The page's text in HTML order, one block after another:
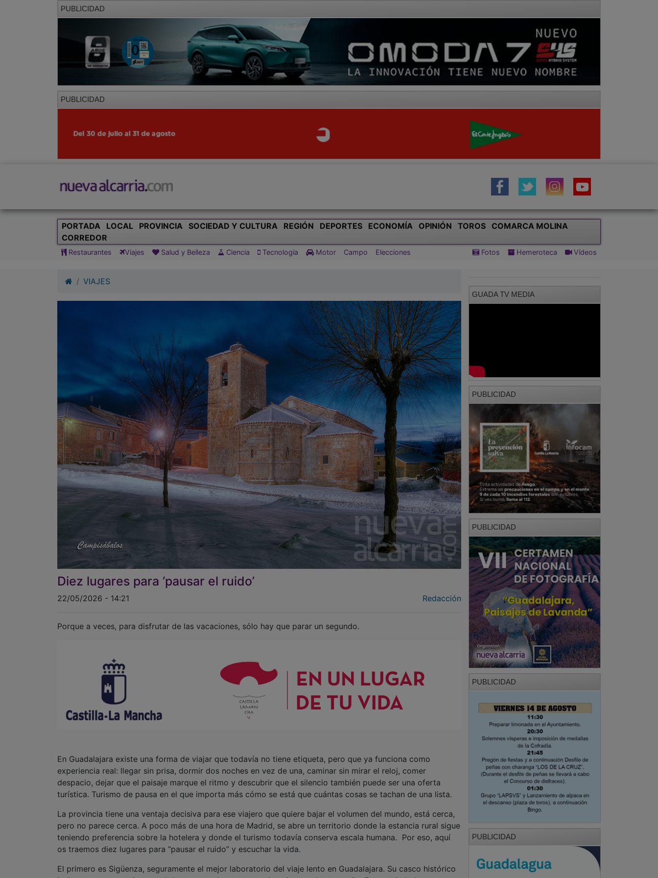
PUBLICIDAD
PUBLICIDAD
PORTADA LOCAL PROVINCIA SOCIEDAD Y CULTURA REGIÓN DEPORTES ECONOMÍA OPINIÓN TOROS
COMARCA MOLINA
CORREDOR
Restaurantes Viajes Salud y Belleza Ciencia Tecnología Motor Campo Elecciones Fotos Hemeroteca Vídeos
VIAJES
Diez lugares para ‘pausar el ruido’
22/05/2026 - 14:21 Redacción
Porque a veces, para disfrutar de las vacaciones, sólo hay que parar un segundo.
En Guadalajara existe una forma de viajar que todavía no tiene etiqueta, pero que ya funciona como
experiencia real: llegar sin prisa, dormir dos noches en vez de una, caminar sin mirar el reloj, comer
despacio, dejar que el paisaje marque el ritmo y descubrir que el silencio también puede ser una oferta
turística. Turismo de pausa en el que importa más cómo se está que cuántas cosas se tachan de una lista.
La provincia tiene una ventaja decisiva para ese viajero que quiere bajar el volumen del mundo, está cerca,
pero no parece cerca. A poco más de una hora de Madrid, se abre un territorio donde la estancia rural sigue
teniendo preferencia sobre la hotelera y donde el turismo todavía conserva escala humana. Por eso, aquí
os traemos diez lugares para “pausar el ruido” y escuchar la vida.
El primero es Sigüenza, seguramente el mejor laboratorio del viaje lento en Guadalajara. Su casco histórico
GUADA TV MEDIA
PUBLICIDAD
PUBLICIDAD
PUBLICIDAD
PUBLICIDAD